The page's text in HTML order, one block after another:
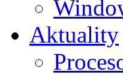
Aktuality